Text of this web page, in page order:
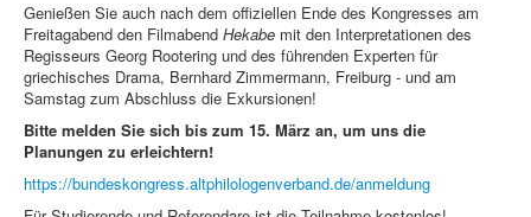
Genießen Sie auch nach dem offiziellen Ende des Kongresses am
Freitagabend den Filmabend Hekabe mit den Interpretationen des
Regisseurs Georg Rootering und des führenden Experten für
griechisches Drama, Bernhard Zimmermann, Freiburg - und am
Samstag zum Abschluss die Exkursionen!
Bitte melden Sie sich bis zum 15. März an, um uns die
Planungen zu erleichtern!
https://bundeskongress.altphilologenverband.de/anmeldung